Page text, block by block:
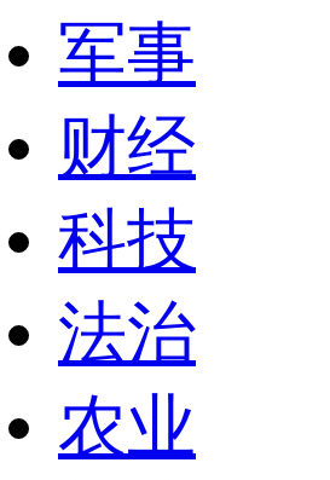
军事
财经
科技
法治
农业